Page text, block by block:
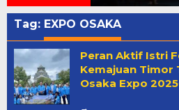
Tag: EXPO OSAKA
Peran Aktif Istri
Kemajuan Timor
Osaka Expo